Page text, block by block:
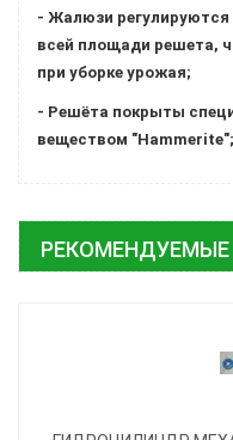
- Жалюзи
всей площади решета,
при уборке урожая;
- Решёта покрыты
веществом "Hammerite";